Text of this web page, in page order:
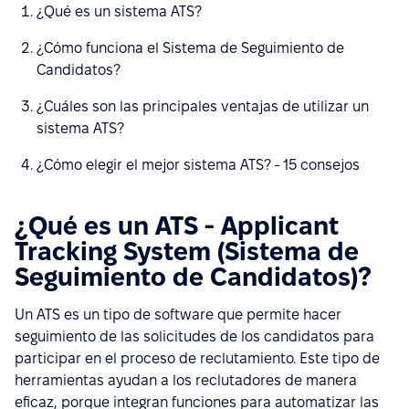
¿Qué es un sistema ATS?
¿Cómo funciona el Sistema de Seguimiento de
Candidatos?
¿Cuáles son las principales ventajas de utilizar un
sistema ATS?
¿Cómo elegir el mejor sistema ATS? - 15 consejos
¿Qué es un ATS - Applicant
Tracking System (Sistema de
Seguimiento de Candidatos)?
Un ATS es un tipo de software que permite hacer
seguimiento de las solicitudes de los candidatos para
participar en el proceso de reclutamiento. Este tipo de
herramientas ayudan a los reclutadores de manera
eficaz, porque integran funciones para automatizar las